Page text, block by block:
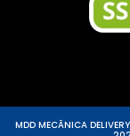
MDD MECÂNICA